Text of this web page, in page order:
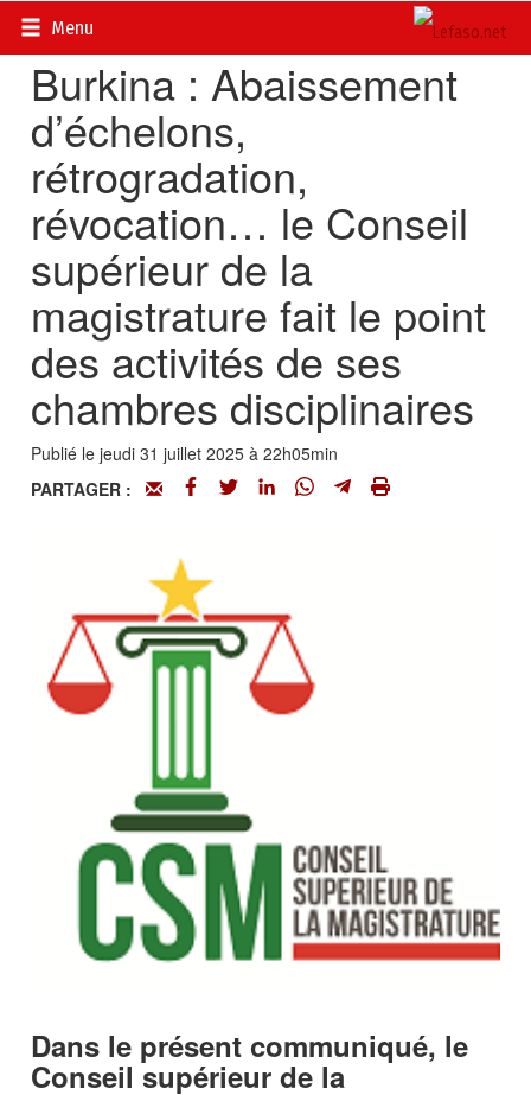
Menu
Accueil>
Burkina : Abaissement
d’échelons,
rétrogradation,
révocation… le Conseil
supérieur de la
magistrature fait le point
des activités de ses
chambres disciplinaires
Publié le jeudi 31 juillet 2025 à 22h05min
PARTAGER :
Dans le présent communiqué, le
Conseil supérieur de la